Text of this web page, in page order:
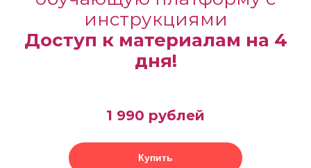
инструкциями
Доступ к материалам на 4
дня!
1 990 рублей
Купить